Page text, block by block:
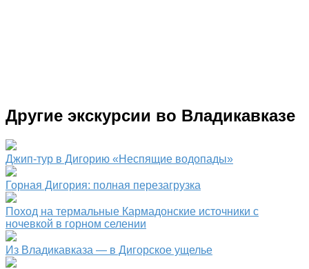
Другие экскурсии во Владикавказе
Джип-тур в Дигорию «Неспящие водопады»
Горная Дигория: полная перезагрузка
Поход на термальные Кармадонские источники с
ночевкой в горном селении
Из Владикавказа — в Дигорское ущелье